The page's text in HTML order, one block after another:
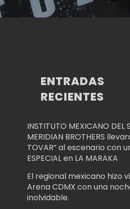
ENTRADAS
RECIENTES
INSTITUTO MEXICANO DEL
MERIDIAN BROTHERS
TOVAR” al escenario con
ESPECIAL en LA MARAKA
El regional mexicano hizo
Arena CDMX con una
inolvidable.